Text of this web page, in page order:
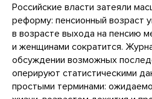
Российские власти затеяли
реформу: пенсионный возраст
в возрасте выхода на пенсию
и женщинами сократится.
обсуждении возможных
оперируют статистическими
простыми терминами: